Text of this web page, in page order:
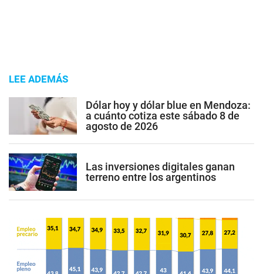
LEE ADEMÁS
Dólar hoy y dólar blue en Mendoza:
a cuánto cotiza este sábado 8 de
agosto de 2026
Las inversiones digitales ganan
terreno entre los argentinos